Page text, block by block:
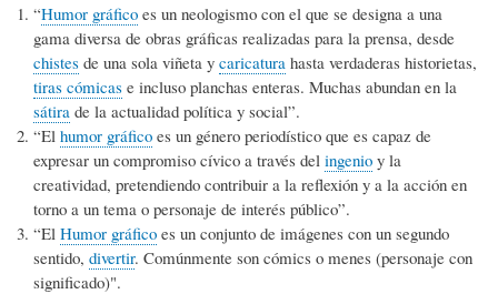
“Humor gráfico es un neologismo con el que se designa a una
gama diversa de obras gráficas realizadas para la prensa, desde
chistes de una sola viñeta y caricatura hasta verdaderas historietas,
tiras cómicas e incluso planchas enteras. Muchas abundan en la
sátira de la actualidad política y social”.
“El humor gráfico es un género periodístico que es capaz de
expresar un compromiso cívico a través del ingenio y la
creatividad, pretendiendo contribuir a la reflexión y a la acción en
torno a un tema o personaje de interés público”.
“El Humor gráfico es un conjunto de imágenes con un segundo
sentido, divertir. Comúnmente son cómics o menes (personaje con
significado)".